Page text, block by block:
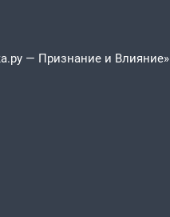
— Признание и Влияние»